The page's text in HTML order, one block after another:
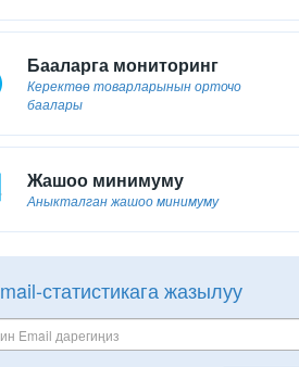
Бааларга мониторинг
Керектөө товарларынын орточо
баалары
Жашоо минимуму
Аныкталган жашоо минимуму
статистикага жазылуу